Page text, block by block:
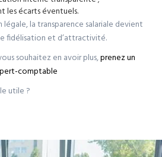
les écarts éventuels.
la transparence salariale devient
fidélisation et d’attractivité.
souhaitez en avoir plus,prenez un
comptable
utile ?